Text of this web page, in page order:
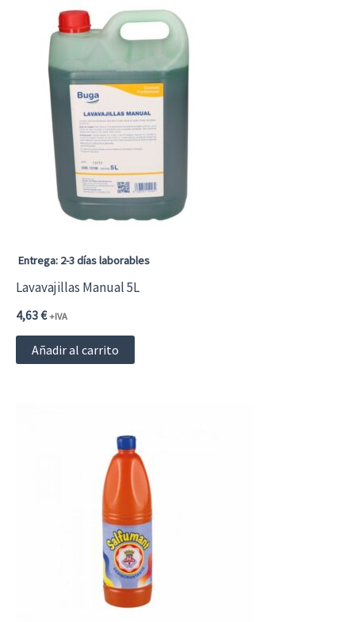
Entrega: 2-3 días laborables
Lavavajillas Manual 5L
4,63€ +IVA
Añadir al carrito